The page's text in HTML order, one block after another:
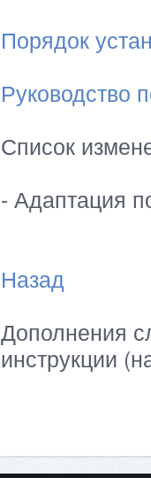
Порядок
Руководство
Список
- Адаптация
Назад
Дополнения
инструкции